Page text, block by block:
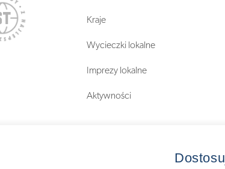
Kraje
Wycieczki lokalne
Imprezy lokalne
Aktywności